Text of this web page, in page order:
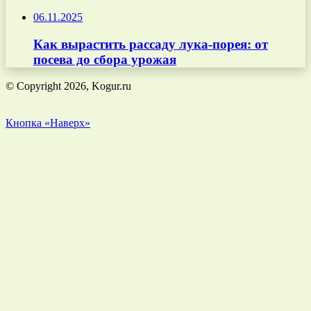
06.11.2025
Как вырастить рассаду лука-порея: от
посева до сбора урожая
© Copyright 2026, Kogur.ru
Кнопка «Наверх»